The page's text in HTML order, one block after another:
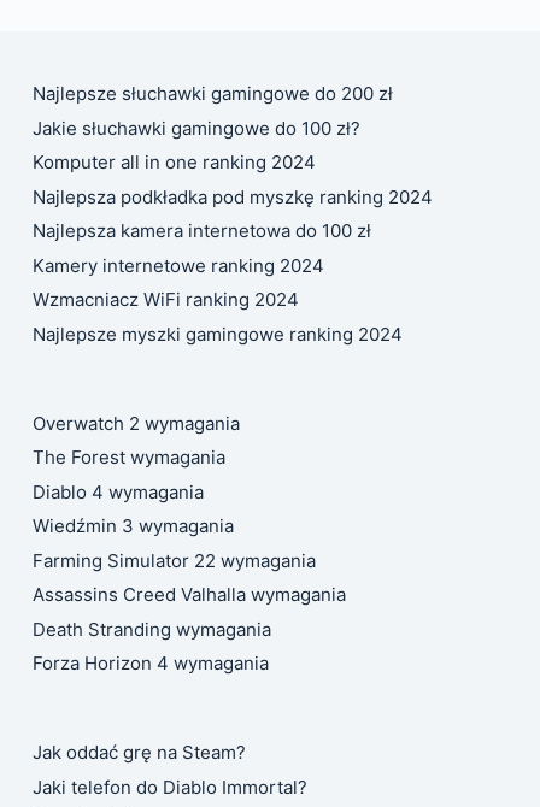
Najlepsze słuchawki gamingowe do 200 zł
Jakie słuchawki gamingowe do 100 zł?
Komputer all in one ranking 2024
Najlepsza podkładka pod myszkę ranking 2024
Najlepsza kamera internetowa do 100 zł
Kamery internetowe ranking 2024
Wzmacniacz WiFi ranking 2024
Najlepsze myszki gamingowe ranking 2024
Overwatch 2 wymagania
The Forest wymagania
Diablo 4 wymagania
Wiedźmin 3 wymagania
Farming Simulator 22 wymagania
Assassins Creed Valhalla wymagania
Death Stranding wymagania
Forza Horizon 4 wymagania
Jak oddać grę na Steam?
Jaki telefon do Diablo Immortal?